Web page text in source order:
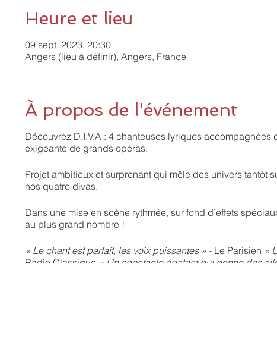
Heure et lieu
09 sept. 2023, 20:30
Angers (lieu à définir), Angers, France
À propos de l'événement
Découvrez D.I.V.A : 4 chanteuses lyriques
exigeante de grands opéras.
Projet ambitieux et surprenant qui mêle des univers tantôt
nos quatre divas.
Dans une mise en scène rythmée, sur fond d’effets
au plus grand nombre !
« Le chant est parfait, les voix puissantes »- Le Parisien «
Radio Classique « Un spectacle épatant qui donne des